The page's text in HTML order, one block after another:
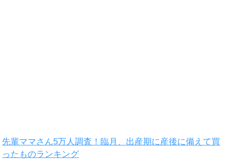
先輩ママさん5万人調査！臨月、出産期に産後に備えて買
ったものランキング